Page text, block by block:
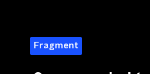
Fragment